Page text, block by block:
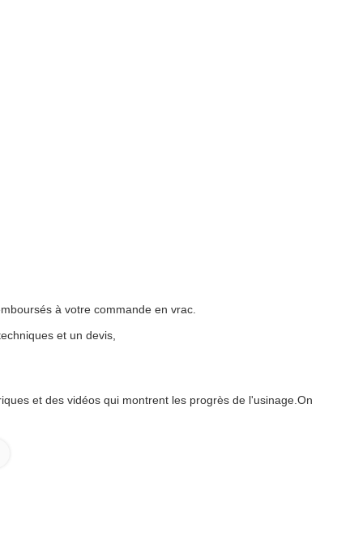
à votre commande en vrac.
et un devis,
et des vidéos qui montrent les progrès de l'usinage.On